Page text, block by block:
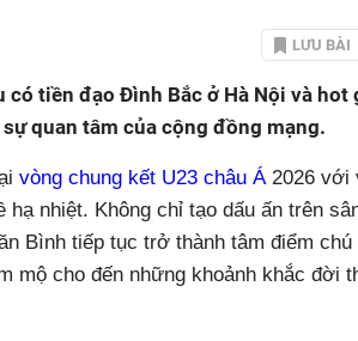
LƯU BÀI
tiền đạo Đình Bắc ở Hà Nội và hot
quan tâm của cộng đồng mạng.
vòng chung kết U23 châu Á2026 với
nhiệt. Không chỉ tạo dấu ấn trên
Bình tiếp tục trở thành tâm điểm chú
mộ cho đến những khoảnh khắc đời